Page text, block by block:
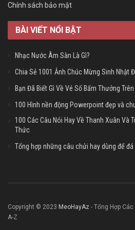
Chính sách bảo mật
BÀI VIẾT NỔI BẬT
Nhạc Nước Âm Sàn Là Gì?
Chia Sẻ 1001 Ảnh Chúc Mừng Sinh Nhật
Bạn Đã Biết Gì Về Vé Số Bấm Thưởng
100 Hình nền động Powerpoint đẹp và
100 Các Câu Nói Hay Về Thanh Xuân Và
Thức
Tổng hợp những câu chửi hay dùng để
Copyright © 2023 MeoHayAz - Tổng Hợp
A-Z